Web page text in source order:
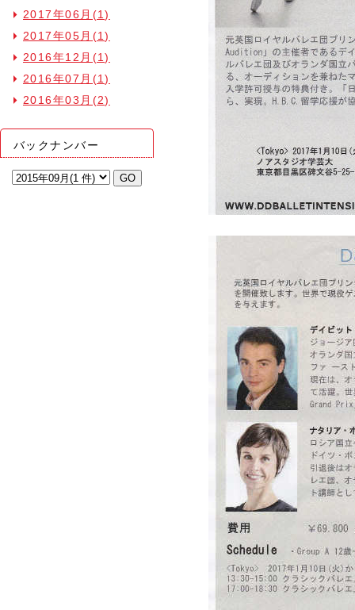
2017年06月(1)
2017年05月(1)
2016年12月(1)
2016年07月(1)
2016年03月(2)
バックナンバー